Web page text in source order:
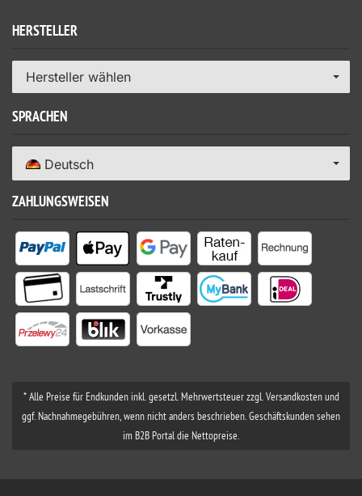
HERSTELLER
Hersteller wählen
SPRACHEN
Deutsch
ZAHLUNGSWEISEN
* Alle Preise für Endkunden inkl. gesetzl. Mehrwertsteuer zzgl. Versandkosten und
ggf. Nachnahmegebühren, wenn nicht anders beschrieben. Geschäftskunden sehen
im B2B Portal die Nettopreise.